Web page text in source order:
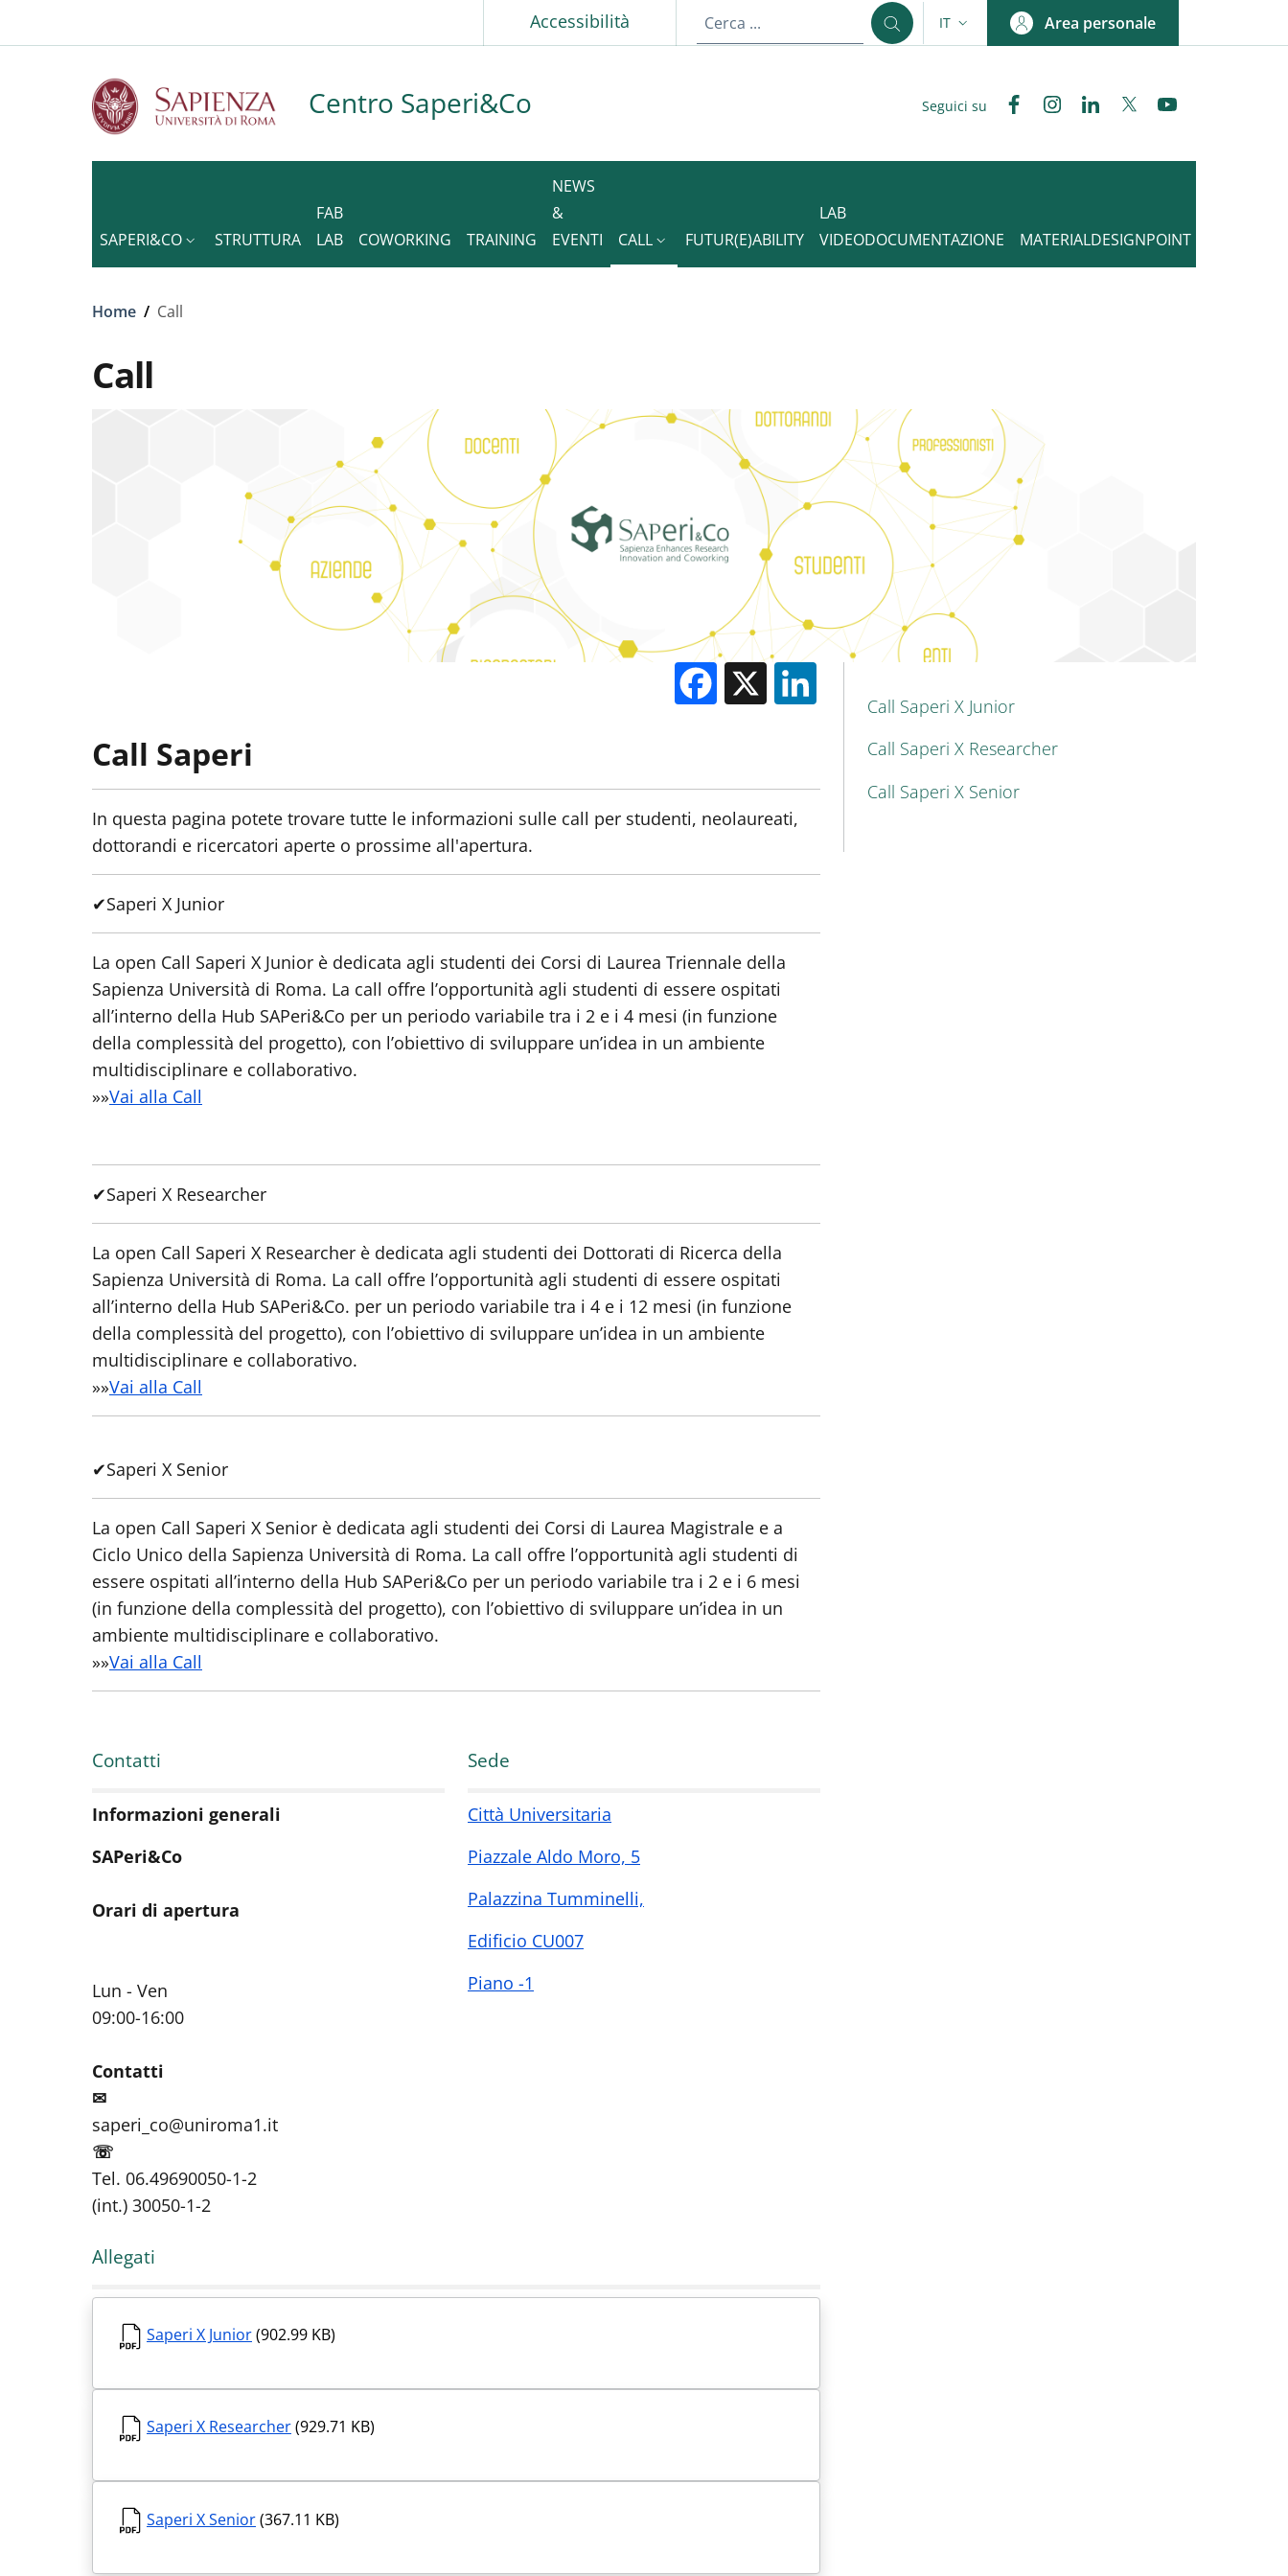
Accessibilità SELETTORE LINGUA: CURRENT LANGUAGE
IT Area personale
Centro Saperi&Co Seguici su FacebookInstagramLinkedinTwitter
SAPERI&CO STRUTTURA
FAB
LAB
COWORKING TRAINING
NEWS
&
EVENTI
CALL FUTUR(E)ABILITY
LAB
VIDEODOCUMENTAZIONE
MATERIALDESIGNPOINT
Briciole di pane
Home / Call
Call
Facebook
X
Call Saperi
In questa pagina potete trovare tutte le informazioni sulle call per studenti, neolaureati,
dottorandi e ricercatori aperte o prossime all'apertura.
✔Saperi X Junior
La open Call Saperi X Junior è dedicata agli studenti dei Corsi di Laurea Triennale della
Sapienza Università di Roma. La call offre l’opportunità agli studenti di essere ospitati
all’interno della Hub SAPeri&Co per un periodo variabile tra i 2 e i 4 mesi (in funzione
della complessità del progetto), con l’obiettivo di sviluppare un’idea in un ambiente
multidisciplinare e collaborativo.
»»Vai alla Call
✔Saperi X Researcher
La open Call Saperi X Researcher è dedicata agli studenti dei Dottorati di Ricerca della
Sapienza Università di Roma. La call offre l’opportunità agli studenti di essere ospitati
all’interno della Hub SAPeri&Co. per un periodo variabile tra i 4 e i 12 mesi (in funzione
della complessità del progetto), con l’obiettivo di sviluppare un’idea in un ambiente
multidisciplinare e collaborativo.
»»Vai alla Call
✔Saperi X Senior
La open Call Saperi X Senior è dedicata agli studenti dei Corsi di Laurea Magistrale e a
Ciclo Unico della Sapienza Università di Roma. La call offre l’opportunità agli studenti di
essere ospitati all’interno della Hub SAPeri&Co per un periodo variabile tra i 2 e i 6 mesi
(in funzione della complessità del progetto), con l’obiettivo di sviluppare un’idea in un
ambiente multidisciplinare e collaborativo.
»»Vai alla Call
Contatti
Informazioni generali
SAPeri&Co
Orari di apertura
Lun - Ven
09:00-16:00
Contatti
✉
saperi_co@uniroma1.it
☏
Tel. 06.49690050-1-2
(int.) 30050-1-2
Sede
Città Universitaria
Piazzale Aldo Moro, 5
Palazzina Tumminelli,
Edificio CU007
Piano -1
Allegati
Saperi X Junior(902.99 KB)
Saperi X Researcher(929.71 KB)
Saperi X Senior(367.11 KB)
MAIN NAVIGATION
Call Saperi X Junior
Call Saperi X Researcher
Call Saperi X Senior